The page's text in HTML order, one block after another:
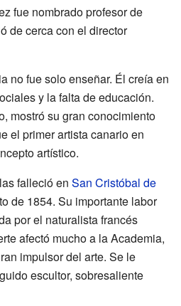
fue nombrado profesor de
de cerca con el director
no fue solo enseñar. Él creía en
y la falta de educación.
mostró su gran conocimiento
el primer artista canario en
artístico.
falleció en San Cristóbal de
de 1854. Su importante labor
por el naturalista francés
afectó mucho a la Academia,
impulsor del arte. Se le
escultor, sobresaliente